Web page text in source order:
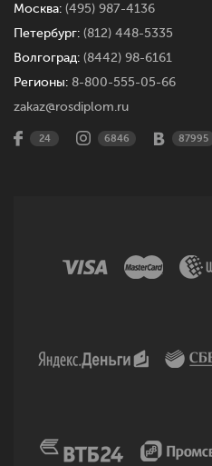
Москва: (495) 987-4136
Петербург: (812) 448-5335
Волгоград: (8442) 98-6161
Регионы: 8-800-555-05-66
zakaz@rosdiplom.ru
24 6846 87995